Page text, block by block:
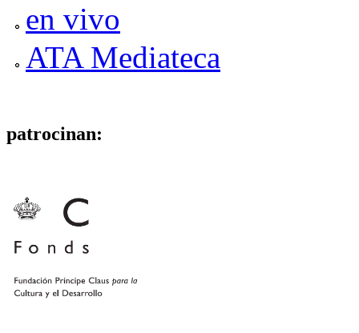
en vivo
ATA Mediateca
patrocinan: